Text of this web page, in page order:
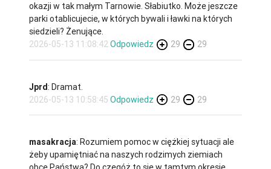
okazji w tak małym Tarnowie. Słabiutko. Może jeszcze
parki otablicujecie, w których bywali i ławki na których
siedzieli? Żenujące.
2026-05-13 11:08:42Odpowiedz 29 29
Jprd: Dramat.
2026-05-13 10:58:45 Odpowiedz 29 29
masakracja: Rozumiem pomoc w ciężkiej sytuacji ale
żeby upamiętniać na naszych rodzimych ziemiach